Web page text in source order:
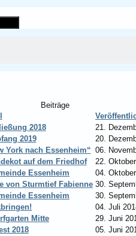
Beiträge
2018
21.
2019
20.
York nach Essenheim“ 06.
auf dem Friedhof
22.
Essenheim
04.
von Sturmtief Fabienne 30.
Essenheim
30.
04. Juli
Mitte
29. Juni
2018
05. Juni